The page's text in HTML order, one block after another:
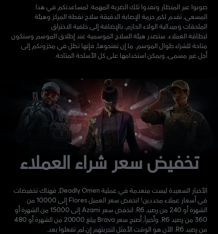
صوبوا عبر المنظار ونفذوا تلك الضربة المهمة. لمساعدتكم في هذا
المسعى، تقدم لكم حزمة الإصابة الدقيقة سلاح نقطة المركز وهيئة
الملحقات وميدالية الولاء الحازم، بالإضافة إلى خلفية الاختراق
لبطاقة العملاء. ستصدر هيئة السلاح الموسمية عند إطلاق الموسم وستكون
متاحة للشراء طوال الموسم. ما إن تفتحوها، فإنها تظل في مخزونكم إلى
أجل غير مسمى، ويمكن استخدامها على كل الأسلحة المتاحة.
تخفيض سعر شراء العملاء
الأخبار السعيدة ليست منعدمة في عملية Deadly Omen، فهناك تخفيضات
في أسعار عملاء محددين! انخفض سعر العميل Flores إلى 10000 من
الشهرة أو 240 من رصيد R6. انخفض سعر Azami إلى 15000 من الشهرة أو
360 من رصيد R6. وأخيراً، أصبح سعر Brava يبلغ 20000 من الشهرة أو 480
من رصيد R6. الآن هو الوقت الأمثل لتجربتهم إن لم تفعلوا بعد.